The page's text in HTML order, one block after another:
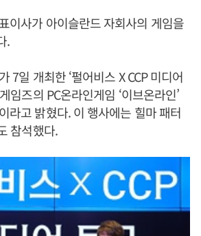
이사가 아이슬란드 자회사의 게임을
.
7일 개최한 ‘펄어비스 X CCP 미디어
임즈의 PC온라인게임 ‘이브온라인’
라고 밝혔다. 이 행사에는 힐마 패터
참석했다.